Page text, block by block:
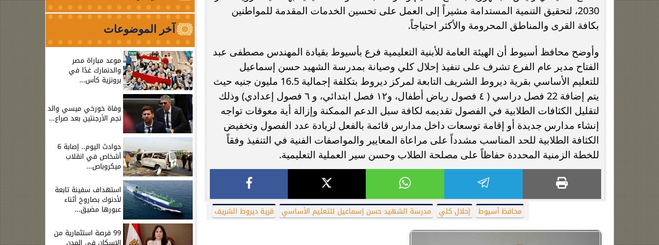
2030، لتحقيق التنمية المستدامة مشيراً إلى العمل على تحسين الخدمات المقدمة للمواطنين
بكافة القرى والمناطق المحرومة والأكثر احتياجاً.
وأوضح محافظ أسيوط أن الهيئة العامة للأبنية التعليمية فرع بأسيوط بقيادة المهندس مصطفى عبد
الفتاح مدير عام الفرع تشرف على تنفيذ إحلال كلي وصيانة بمدرسة الشهيد حسن إسماعيل
للتعليم الأساسي بقرية ديروط الشريف التابعة لمركز ديروط بتكلفة إجمالية 16.5 مليون جنيه حيث
يتم إضافة 22 فصل دراسي ( ٤ فصول رياض أطفال، و١٢ فصل ابتدائي، و ٦ فصول إعدادي) وذلك
لتقليل الكثافات الطلابية في الفصول تقديمه لكافة سبل الدعم الممكنة وإزالة أية معوقات تواجه
إنشاء مدارس جديدة أو إقامة توسعات داخل مدارس قائمة بالفعل لزيادة عدد الفصول وتخفيض
الكثافة الطلابية للحد المناسب مشدداً على مراعاة المعايير والمواصفات الفنية في التنفيذ وفقاً
للخطة الزمنية المحددة حفاظاً على مصلحة الطلاب وحسن سير العملية التعليمية.
محافظ أسيوط إحلال كلي مدرسة الشهيد حسن إسماعيل للتعليم الأساسي قرية ديروط الشريف
آخر الموضوعات
موعد مباراة مصر
والدنمارك غدًا في
برونزية كأس...
وفاة خورخي ميسي والد
نجم الأرجنتين بعد صراع...
حوادث اليوم.. إصابة 6
أشخاص في انقلاب
ميكروباص...
استهداف سفينة تابعة
لأدنوك بصاروخ أثناء
عبورها مضيق...
99 فرصة استثمارية من